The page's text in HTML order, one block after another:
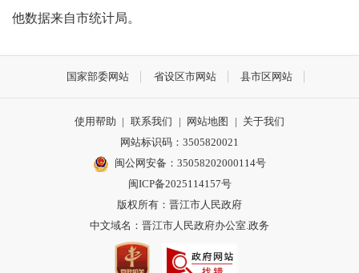
他数据来自市统计局。
国家部委网站 省设区市网站 县市区网站
使用帮助 | 联系我们 | 网站地图 | 关于我们
网站标识码：3505820021
闽公网安备：35058202000114号
闽ICP备2025114157号
版权所有：晋江市人民政府
中文域名：晋江市人民政府办公室.政务